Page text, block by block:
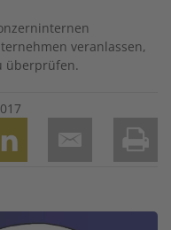
veranlassen,
überprüfen.